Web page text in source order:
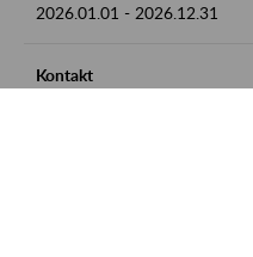
2026.01.01 - 2026.12.31
Kontakt